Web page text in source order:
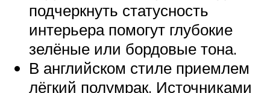
подчеркнуть статусность
интерьера помогут глубокие
зелёные или бордовые тона.
В английском стиле приемлем
лёгкий полумрак. Источниками